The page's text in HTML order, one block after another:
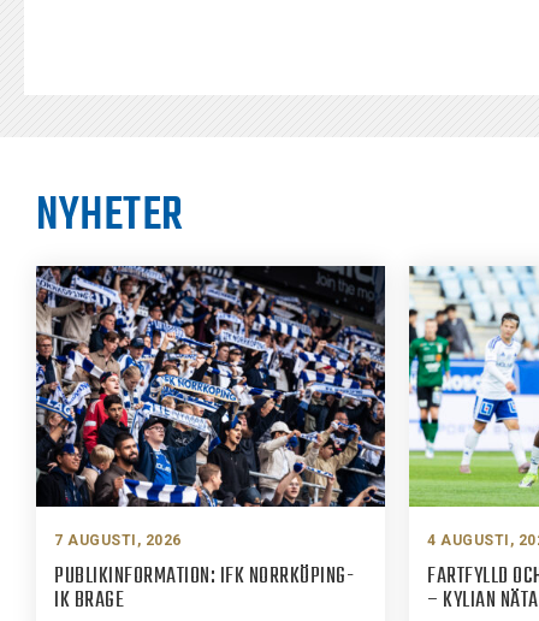
NYHETER
7 AUGUSTI, 2026
PUBLIKINFORMATION: IFK NORRKÖPING-
IK BRAGE
4 AUGUSTI,
FARTFYLLD
– KYLIAN